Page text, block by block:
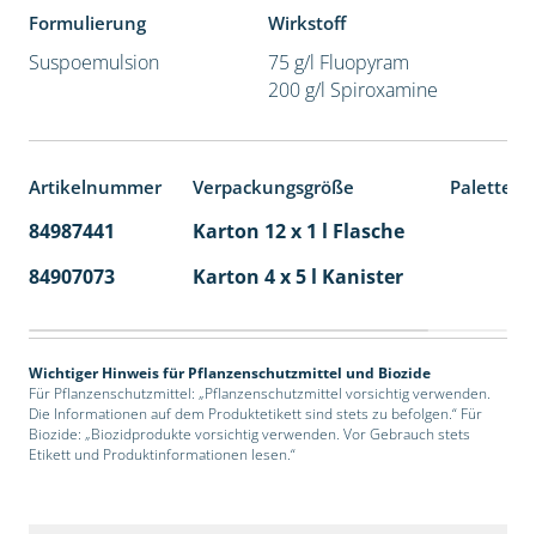
Formulierung
Suspoemulsion
Wirkstoff
75 g/l Fluopyram
200 g/l Spiroxamine
Artikelnummer Verpackungsgröße
84987441 Karton 12 x 1 l Flasche
84907073
Karton 4 x 5 l Kanister
Wichtiger Hinweis für Pflanzenschutzmittel und Biozide
Für Pflanzenschutzmittel: „Pflanzenschutzmittel vorsichtig verwenden.
Die Informationen auf dem Produktetikett sind stets zu befolgen.“ Für
Biozide: „Biozidprodukte vorsichtig verwenden. Vor Gebrauch stets
Etikett und Produktinformationen lesen.“